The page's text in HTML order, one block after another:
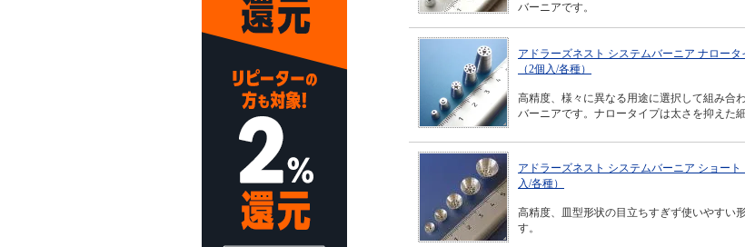
バーニアです。
アドラーズネスト システムバーニア ナロータ
（2個入/各種）
高精度、様々に異なる用途に選択して組み合
バーニアです。ナロータイプは太さを抑えた
アドラーズネスト システムバーニア ショート
入/各種）
高精度、皿型形状の目立ちすぎず使いやすい
す。